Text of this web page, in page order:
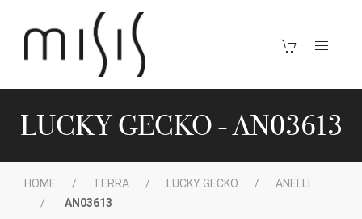
LUCKY GECKO - AN03613
HOME TERRA LUCKY GECKO
ANELLI
AN03613